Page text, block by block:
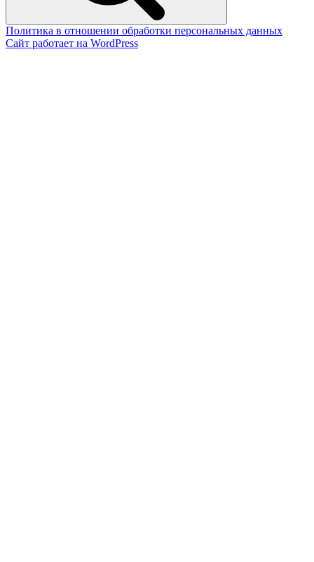
Политика в отношении обработки персональных данных
Сайт работает на WordPress